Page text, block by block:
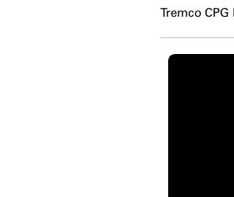
Tremco CPG